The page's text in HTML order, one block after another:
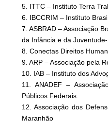
5. ITTC – Instituto Terra
6. IBCCRIM – Instituto
7. ASBRAD – Associação
da Infância e da Juventude-
8. Conectas Direitos
9. ARP – Associação pela
10. IAB – Instituto dos
11. ANADEF –
Públicos Federais.
12. Associação dos
Maranhão